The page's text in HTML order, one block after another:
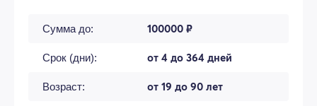
Сумма до: 100000 ₽
Срок (дни): от 4 до 364 дней
Возраст: от 19 до 90 лет